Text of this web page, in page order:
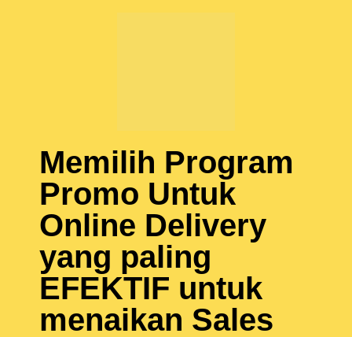
EFEKTIF untuk
menaikan Sales
Manfaat, Syarat &
Ketentuan dari setiap jenis
promo
Strategi, cara, dan waktu